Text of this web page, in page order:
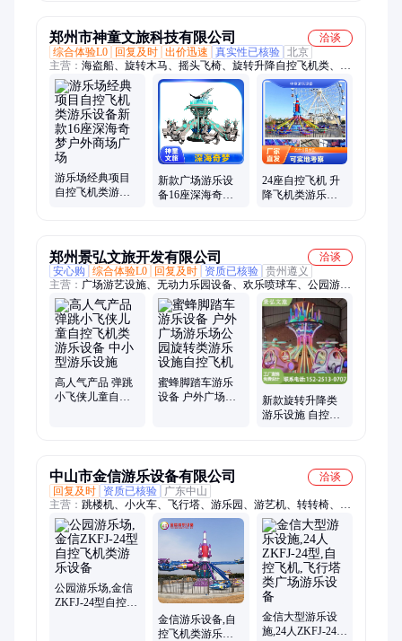
郑州市神童文旅科技有限公司
洽谈
综合体验L0
回复及时 出价迅速 真实性已核验 北京
主营： 海盗船、旋转木马、摇头飞椅、旋转升降自控飞机类、游
乐场户外设施、地网天网电瓶碰碰车、室内淘气堡儿童乐园、蹦
床公园、百万海洋球池
游乐场经典项目
自控飞机类游乐
新款广场游乐设
备16座深海奇梦
24座自控飞机 升
降飞机类游乐设
郑州景弘文旅开发有限公司
洽谈
安心购
综合体验L0 回复及时 资质已核验 贵州遵义
主营： 广场游艺设施、无动力乐园设备、欢乐喷球车、公园游乐
设备、儿童游乐设备、网红游乐设备、亲子游乐、自控飞机、小
鸡快跑、三维太空环、太空穿梭、迪斯科转盘、雷霆战机、海盗
船、无轨小火车、转马、脚踏车、大摆锤、碰碰车
高人气产品 弹跳
小飞侠儿童自控
蜜蜂脚踏车游乐
设备 户外广场游
新款旋转升降类
游乐设施 自控飞
中山市金信游乐设备有限公司
洽谈
回复及时
资质已核验
广东中山
主营： 跳楼机、小火车、飞行塔、游乐园、游艺机、转转椅、碰
碰车、旋转木、玻璃钢、鲨鱼岛、旋转塔、不生锈、漂流船、海
盗船、观览车、摩天轮、乐设备、爬山车、过山车、观光车、迪
斯科、星际旅、大摆锤、滑车36人、神州飞碟
公园游乐场,金信
ZKFJ-24型自控飞
金信游乐设备,自
控飞机类游乐设
金信大型游乐设
施,24人ZKFJ-24